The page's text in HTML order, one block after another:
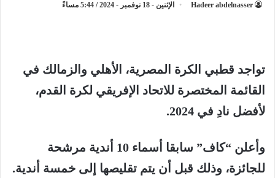
Hadeer abdelnasser الإثنين - 18 نوفمبر - 2024 / 5:44 مساءً
تواجد قطبي الكرة المصرية، الأهلي و الزمالك في
القائمة المختصرة للاتحاد الإفريقي لكرة القدم،
لأفضل نادِ في
وأعلن “كاف” سابقا أسماء أندية مرشحة
للجائزة، وذلك قبل أن يتم تقليصها إلى خمسة أندية.